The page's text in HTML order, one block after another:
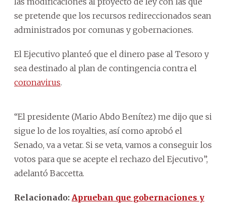
se pretende que los recursos redireccionados sean
administrados por comunas y gobernaciones.
El Ejecutivo planteó que el dinero pase al Tesoro y
sea destinado al plan de contingencia contra el
coronavirus.
“El presidente (Mario Abdo Benítez) me dijo que si
sigue lo de los royalties, así como aprobó el
Senado, va a vetar. Si se veta, vamos a conseguir los
votos para que se acepte el rechazo del Ejecutivo”,
adelantó Baccetta.
Relacionado: Aprueban que gobernaciones y